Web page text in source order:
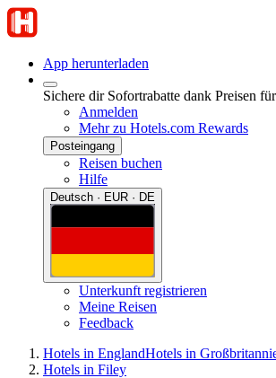
App herunterladen
Sichere dir Sofortrabatte dank Preisen
Anmelden
Mehr zu Hotels.com Rewards
Posteingang
Reisen buchen
Hilfe
Deutsch · EUR · DE
Unterkunft registrieren
Meine Reisen
Feedback
Hotels in EnglandHotels in
Hotels in Filey